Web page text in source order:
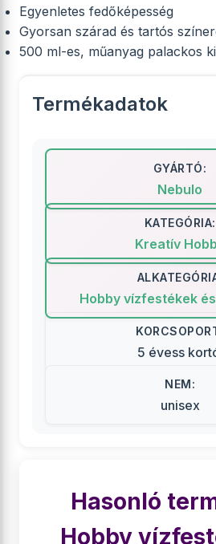
Egyenletes fedőképesség
Gyorsan szárad és tartós
500 ml-es, műanyag palackos
Termékadatok
GYÁRTÓ:
Nebulo
KATEGÓRIA:
Kreatív
Hobby vízfestékek
5 évess
NEM:
unisex
Hasonló
Hobby